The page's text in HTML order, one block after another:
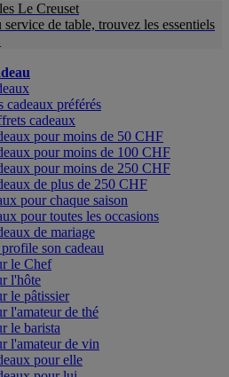
Le Creuset
de table, trouvez les essentiels
cadeaux préférés
cadeaux
pour moins de 50 CHF
pour moins de 100 CHF
pour moins de 250 CHF
de plus de 250 CHF
pour chaque saison
pour toutes les occasions
de mariage
son cadeau
le Chef
l'hôte
le pâtissier
l'amateur de thé
le barista
l'amateur de vin
pour elle